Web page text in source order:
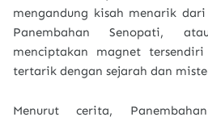
mengandung kisah menarik
Panembahan Senopati,
menciptakan magnet
tertarik dengan sejarah dan
Menurut cerita,